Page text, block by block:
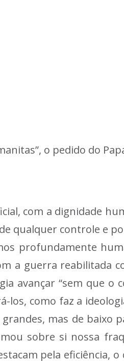
o pedido do
com a dignidade
qualquer controle e
profundamente
a guerra reabilitada
avançar “sem que o
los, como faz a
mas de baixo
sobre si nossa
pela